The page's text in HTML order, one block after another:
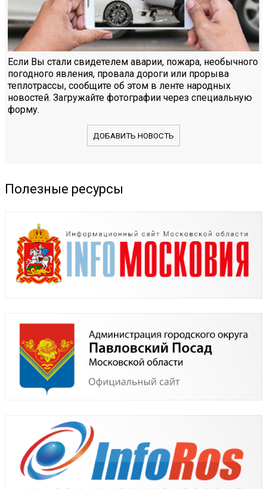
Если Вы стали свидетелем аварии, пожара, необычного
погодного явления, провала дороги или прорыва
теплотрассы, сообщите об этом в ленте народных
новостей. Загружайте фотографии через специальную
форму.
ДОБАВИТЬ НОВОСТЬ
Полезные ресурсы